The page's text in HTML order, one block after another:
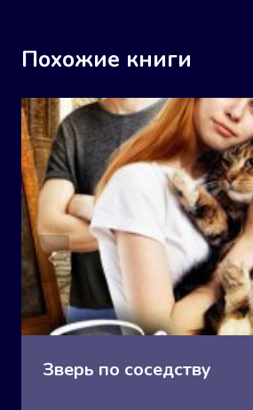
Похожие книги
Зверь по соседству